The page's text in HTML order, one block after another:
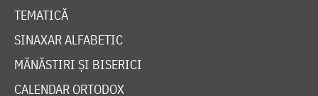
TEMATICĂ
SINAXAR ALFABETIC
MĂNĂSTIRI ȘI BISERICI
CALENDAR ORTODOX